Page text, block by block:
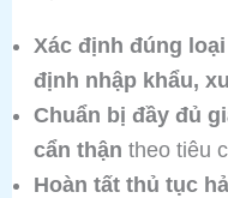
Xác định đúng
định nhập khẩu,
Chuẩn bị đầy đủ
cẩn thận theo tiêu
Hoàn tất thủ tục